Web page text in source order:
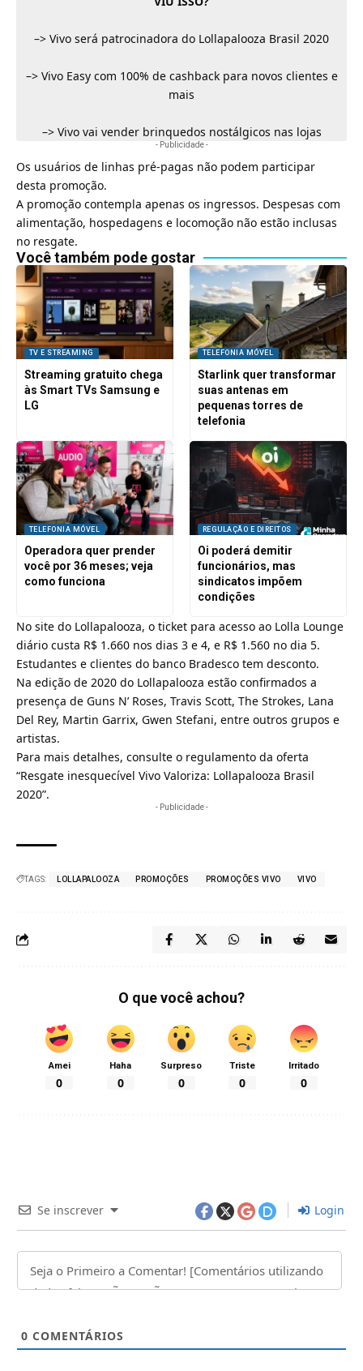
–> Vivo será patrocinadora do Lollapalooza Brasil 2020
–> Vivo Easy com 100% de cashback para novos clientes e
mais
–> Vivo vai vender brinquedos nostálgicos nas lojas
- Publicidade -
Os usuários de linhas pré-pagas não podem participar
desta promoção.
A promoção contempla apenas os ingressos. Despesas com
alimentação, hospedagens e locomoção não estão inclusas
no resgate.
Você também pode gostar
TV E STREAMING
Streaming gratuito chega
às Smart TVs Samsung e
LG
TELEFONIA MÓVEL
Starlink quer transformar
suas antenas em
pequenas torres de
telefonia
TELEFONIA MÓVEL
Operadora quer prender
você por 36 meses; veja
como funciona
REGULAÇÃO E DIREITOS
Oi poderá demitir
funcionários, mas
sindicatos impõem
condições
No site do Lollapalooza, o ticket para acesso ao Lolla Lounge
diário custa R$ 1.660 nos dias 3 e 4, e R$ 1.560 no dia 5.
Estudantes e clientes do banco Bradesco tem desconto.
Na edição de 2020 do Lollapalooza estão confirmados a
presença de Guns N’ Roses, Travis Scott, The Strokes, Lana
Del Rey, Martin Garrix, Gwen Stefani, entre outros grupos e
artistas.
Para mais detalhes, consulte o regulamento da oferta
“Resgate inesquecível Vivo Valoriza: Lollapalooza Brasil
2020”.
- Publicidade -
TAGS: LOLLAPALOOZA PROMOÇÕES PROMOÇÕES VIVO VIVO
O que você achou?
Amei
0
Haha
0
Surpreso
0
Triste
0
Irritado
0
Se inscrever Login
0 COMENTÁRIOS